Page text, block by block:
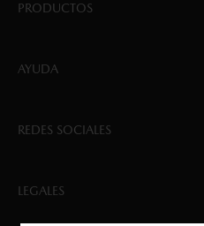
PRODUCTOS
AYUDA
REDES SOCIALES
LEGALES